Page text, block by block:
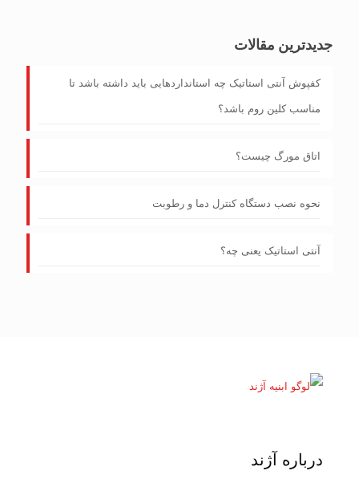
جدیدترین مقالات
کفپوش آنتی‌ استاتیک چه استانداردهایی باید داشته باشد تا
مناسب کلین روم باشد؟
اتاق مورگ چیست؟
نحوه نصب دستگاه کنترل دما و رطوبت
آنتی استاتیک یعنی چه؟
درباره آژند